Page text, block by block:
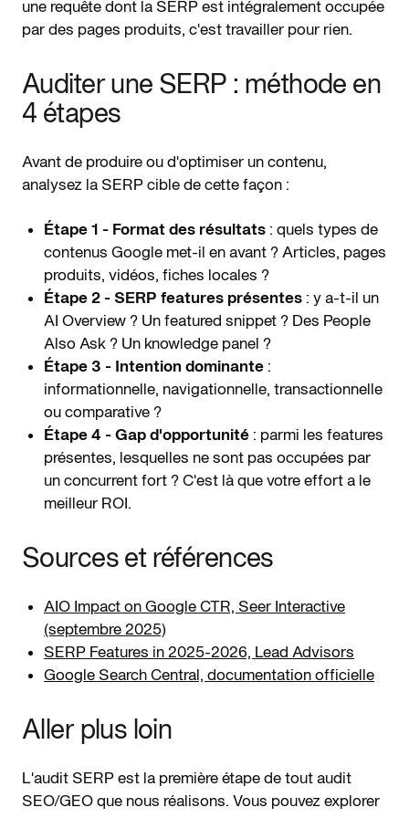
une requête dont la SERP est intégralement occupée
par des pages produits, c'est travailler pour rien.
Auditer une SERP : méthode en
4 étapes
Avant de produire ou d'optimiser un contenu,
analysez la SERP cible de cette façon :
Étape 1 - Format des résultats : quels types de
contenus Google met-il en avant ? Articles, pages
produits, vidéos, fiches locales ?
Étape 2 - SERP features présentes : y a-t-il un
AI Overview ? Un featured snippet ? Des People
Also Ask ? Un knowledge panel ?
Étape 3 - Intention dominante :
informationnelle, navigationnelle, transactionnelle
ou comparative ?
Étape 4 - Gap d'opportunité : parmi les features
présentes, lesquelles ne sont pas occupées par
un concurrent fort ? C'est là que votre effort a le
meilleur ROI.
Sources et références
AIO Impact on Google CTR, Seer Interactive
(septembre 2025)
SERP Features in 2025-2026, Lead Advisors
Google Search Central, documentation officielle
Aller plus loin
L'audit SERP est la première étape de tout audit
SEO/GEO que nous réalisons. Vous pouvez explorer